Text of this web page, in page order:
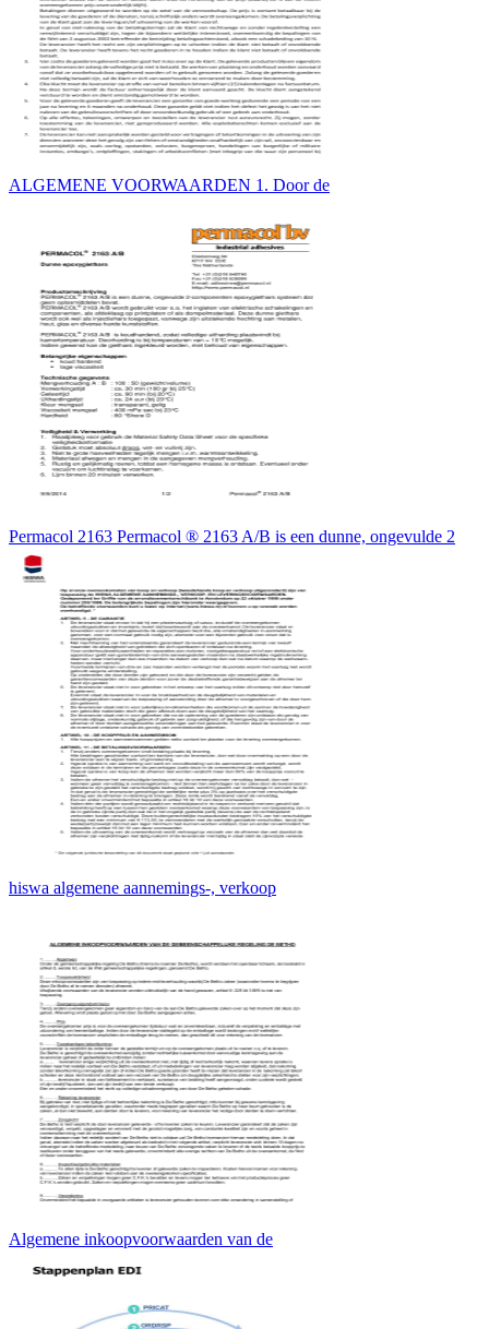
ALGEMENE VOORWAARDEN 1. Door de
Permacol 2163 Permacol ® 2163 A/B is een dunne, ongevulde 2
hiswa algemene aannemings-, verkoop
Algemene inkoopvoorwaarden van de